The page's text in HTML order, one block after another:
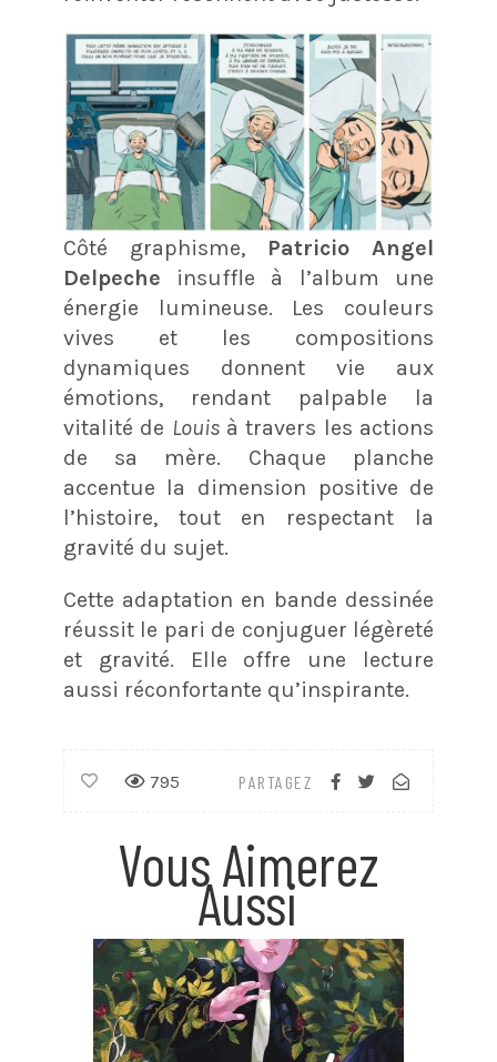
Côté graphisme, Patricio Angel
Delpeche insuffle à l’album une
énergie lumineuse. Les couleurs
vives et les compositions
dynamiques donnent vie aux
émotions, rendant palpable la
vitalité de Louis à travers les actions
de sa mère. Chaque planche
accentue la dimension positive de
l’histoire, tout en respectant la
gravité du sujet.
Cette adaptation en bande dessinée
réussit le pari de conjuguer légèreté
et gravité. Elle offre une lecture
aussi réconfortante qu’inspirante.
PARTAGEZ
795
Vous Aimerez
Aussi